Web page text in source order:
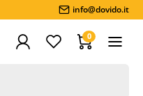
info@dovido.it
0